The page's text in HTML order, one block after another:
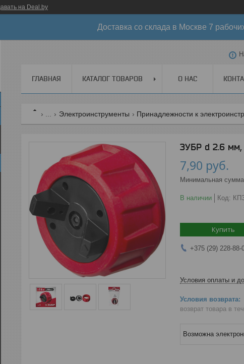
на Deal.by
Доставка со склада в Москве 7
ГЛАВНАЯ КАТАЛОГ ТОВАРОВ О НАС
Электроинструменты Принадлежности к
ЗУБР d 2.6 мм,
7,90 руб.
Минимальная
В наличии Код:
Купить
+375 (29) 228-88-
Условия оплаты и
возврат товара в